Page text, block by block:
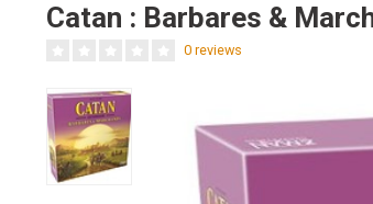
Catan : Barbares &
0 reviews